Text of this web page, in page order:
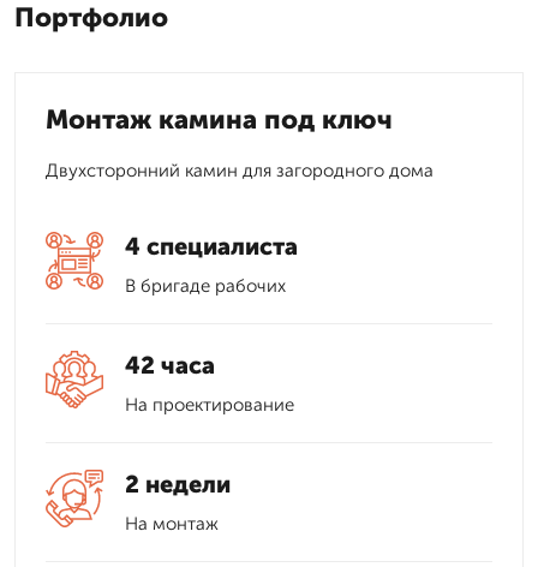
Портфолио
Монтаж камина под ключ
Двухсторонний камин для загородного дома
4 специалиста
В бригаде рабочих
42 часа
На проектирование
2 недели
На монтаж